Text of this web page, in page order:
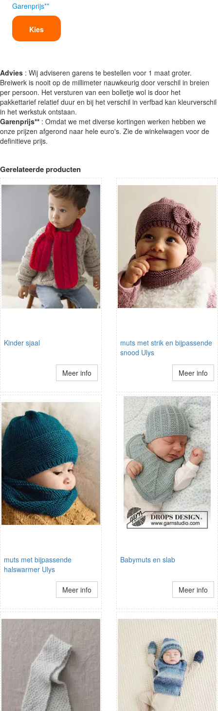
Garenprijs**
Kies
Advies : Wij adviseren garens te bestellen voor 1 maat groter.
Breiwerk is nooit op de millimeter nauwkeurig door verschil in breien
per persoon. Het versturen van een bolletje wol is door het
pakkettarief relatief duur en bij het verschil in verfbad kan kleurverschil
in het werkstuk ontstaan.
Garenprijs** : Omdat we met diverse kortingen werken hebben we
onze prijzen afgerond naar hele euro's. Zie de winkelwagen voor de
definitieve prijs.
Gerelateerde producten
Kinder sjaal
Meer info
muts met strik en bijpassende
snood Ulys
Meer info
muts met bijpassende
halswarmer Ulys
Meer info
Babymuts en slab
Meer info